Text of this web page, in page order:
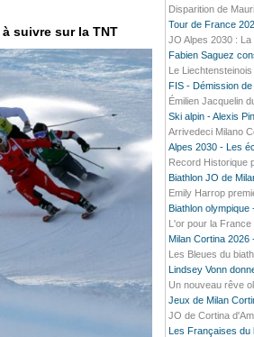
suivre sur la TNT
Disparition de
Tour de France
JO Alpes 2030 :
Fabien Saguez
Le
FIS - Démission
Émilien Jacquelin
Ski alpin - Alexis
Arrivedeci Milano
Alpes 2030 - Les
Record Historique
Biathlon JO de
Emily Harrop
Biathlon olympique
L'or pour la France
Milan Cortina 2026
Les Bleues du
Lindsey Vonn
Un nouveau rêve
Jeux de Milan
JO de Cortina
Les Françaises du